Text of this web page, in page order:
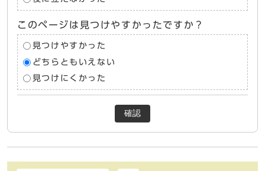
このページは見つけやすかったですか？
見つけやすかった
どちらともいえない
見つけにくかった
確認